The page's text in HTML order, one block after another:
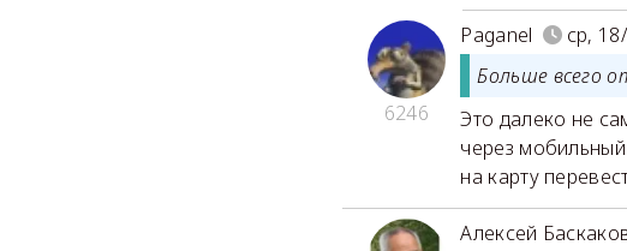
6246
Paganel
ср,
Больше всего
Это далеко не
через
на карту
Алексей